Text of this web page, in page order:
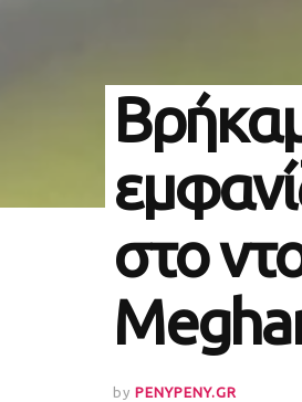
στο
by PENYPENY.GR